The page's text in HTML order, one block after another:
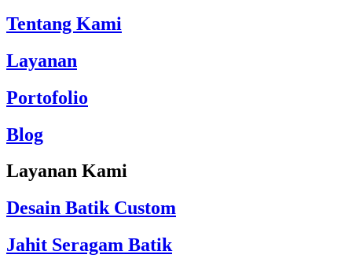
Tentang Kami
Layanan
Portofolio
Blog
Layanan Kami
Desain Batik Custom
Jahit Seragam Batik